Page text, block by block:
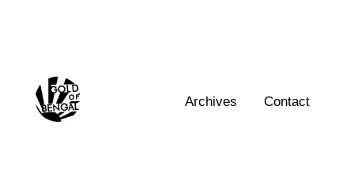
Archives
Contact